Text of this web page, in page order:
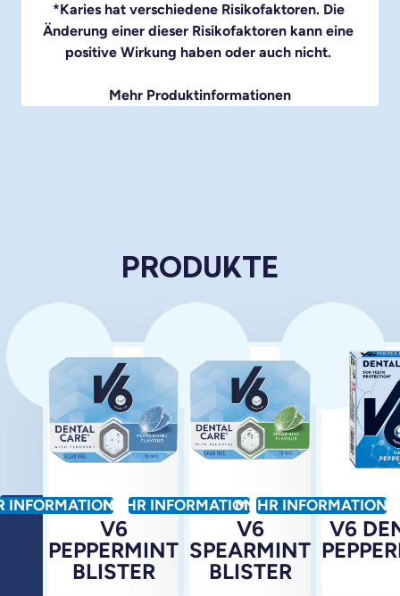
*Karies hat verschiedene Risikofaktoren. Die
Änderung einer dieser Risikofaktoren kann eine
positive Wirkung haben oder auch nicht.
Mehr Produktinformationen
PRODUKTE
V6
PEPPERMINT
BLISTER
INFORMATIONEN
V6
SPEARMINT
BLISTER
MEHR INFORMATIONEN
V6
MEHR